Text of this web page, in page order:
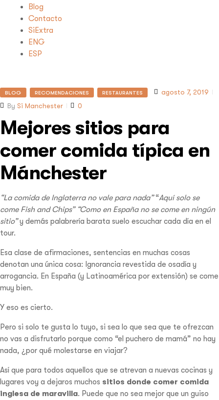
Blog
Contacto
SiExtra
ENG
ESP
BLOG RECOMENDACIONES RESTAURANTES
agosto 7, 2019
By Si Manchester 0
Mejores sitios para
comer comida típica en
Mánchester
“La comida de Inglaterra no vale para nada”“Aquí solo se
come Fish and Chips” “Como en España no se come en ningún
sitio”y demás palabrería barata suelo escuchar cada día en el
tour.
Esa clase de afirmaciones, sentencias en muchas cosas
denotan una única cosa: Ignorancia revestida de osadía y
arrogancia. En España (y Latinoamérica por extensión) se come
muy bien.
Y eso es cierto.
Pero si solo te gusta lo tuyo, si sea lo que sea que te ofrezcan
no vas a disfrutarlo porque como “el puchero de mamá” no hay
nada, ¿por qué molestarse en viajar?
Así que para todos aquellos que se atrevan a nuevas cocinas y
lugares voy a dejaros muchos sitios donde comer comida
inglesa de maravilla. Puede que no sea mejor que un guiso